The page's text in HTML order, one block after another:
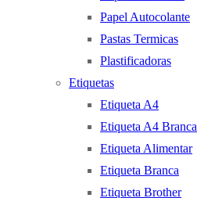
Papel Autocolante
Pastas Termicas
Plastificadoras
Etiquetas
Etiqueta A4
Etiqueta A4 Branca
Etiqueta Alimentar
Etiqueta Branca
Etiqueta Brother